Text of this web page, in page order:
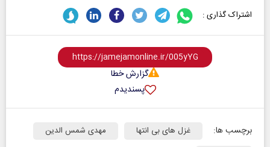
اشتراک گذاری :
گزارش خطا
پسندیدم
برچسب ها: غزل های بی انتها
مهدی شمس الدین